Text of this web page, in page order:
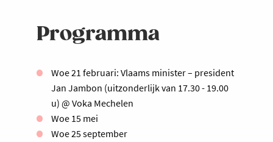
Programma
Woe 21 februari: Vlaams minister – president
Jan Jambon (uitzonderlijk van 17.30 - 19.00
u) @ Voka Mechelen
Woe 15 mei
Woe 25 september